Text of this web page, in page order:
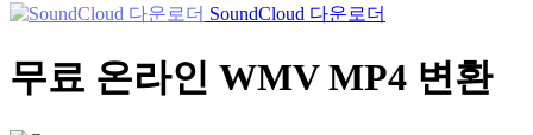
SoundCloud 다운로더
무료 온라인 WMV MP4 변환